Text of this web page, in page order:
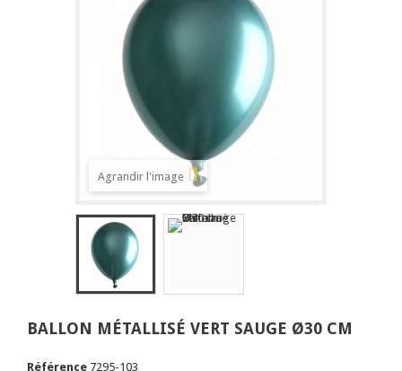
Agrandir l'image
BALLON MÉTALLISÉ VERT SAUGE Ø30 CM
Référence 7295-103